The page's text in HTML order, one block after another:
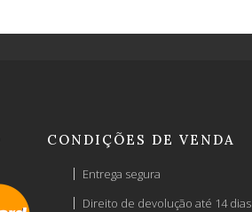
CONDIÇÕES DE VENDA
Entrega segura
Direito de devolução até 14 dias